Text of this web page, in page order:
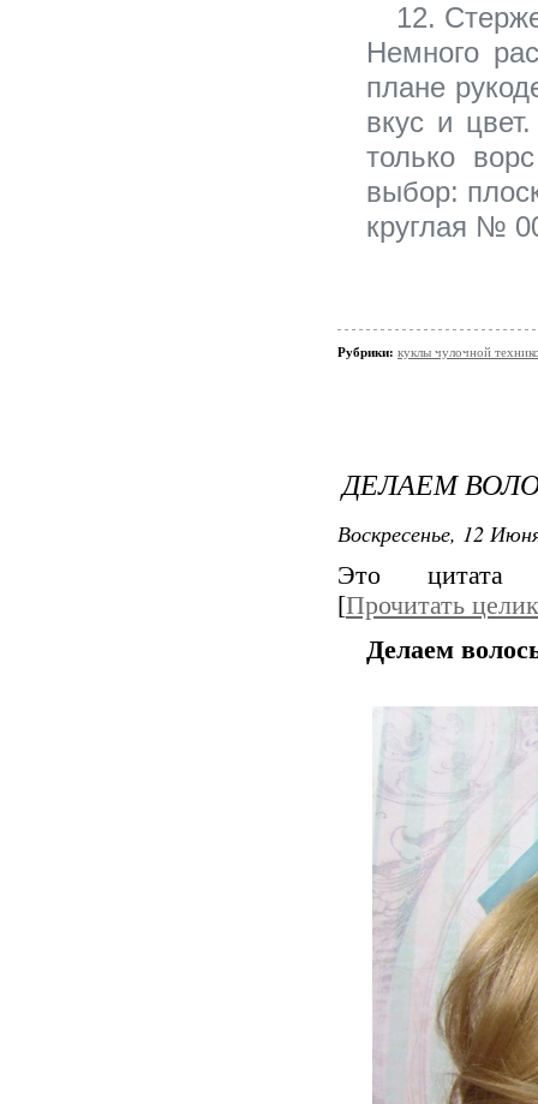
Немного
плане
вкус и
только
выбор:
круглая №
Рубрики: куклы чулочной
ДЕЛАЕМ
Воскресенье, 12
Это
[Прочитать
Делаем